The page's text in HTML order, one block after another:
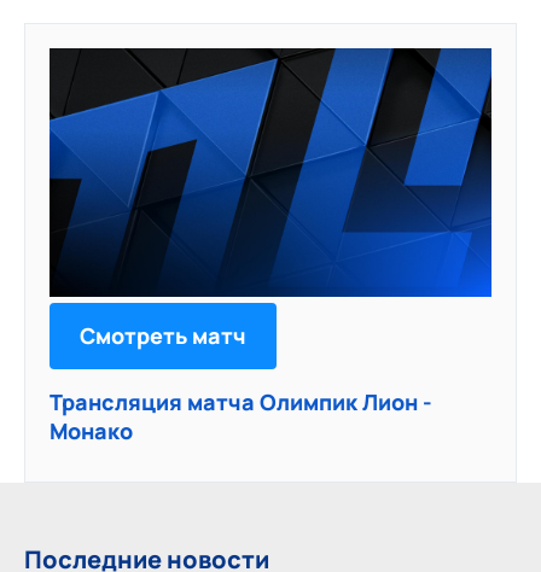
Смотреть матч
Трансляция матча Олимпик Лион -
Монако
Последние новости